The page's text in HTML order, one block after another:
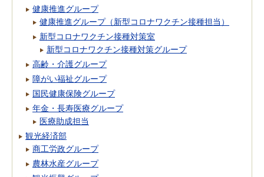
健康推進グループ
健康推進グループ（新型コロナワクチン接種担当）
新型コロナワクチン接種対策室
新型コロナワクチン接種対策グループ
高齢・介護グループ
障がい福祉グループ
国民健康保険グループ
年金・長寿医療グループ
医療助成担当
観光経済部
商工労政グループ
農林水産グループ